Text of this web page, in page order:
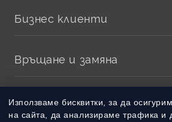
Използваме бисквитки, за да
на сайта, да анализираме трафика и
Бизнес клиенти
Връщане и замяна
Методи на плащане